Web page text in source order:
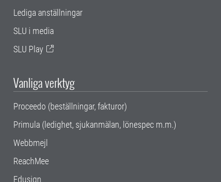
Lediga anställningar
SLU i media
SLU Play
Vanliga verktyg
Proceedo (beställningar, fakturor)
Primula (ledighet, sjukanmälan, lönespec m.m.)
Webbmejl
ReachMee
Edusign